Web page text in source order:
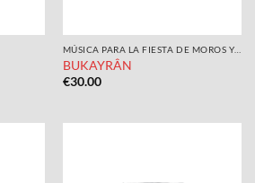
BUKAYRÂN
€30.00